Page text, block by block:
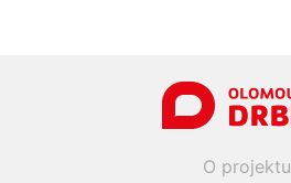
O projektu